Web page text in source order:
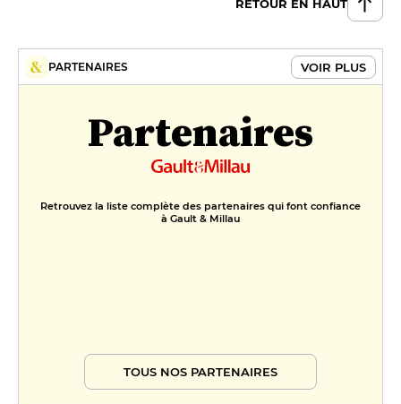
RETOUR EN HAUT
PARTENAIRES VOIR PLUS
Partenaires
Retrouvez la liste complète des partenaires qui font confiance
à Gault & Millau
TOUS NOS PARTENAIRES